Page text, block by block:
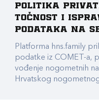
Politika
točnost i
podataka na
Platforma hns.family
podatke iz COMET-a,
vođenje nogometnih
Hrvatskog